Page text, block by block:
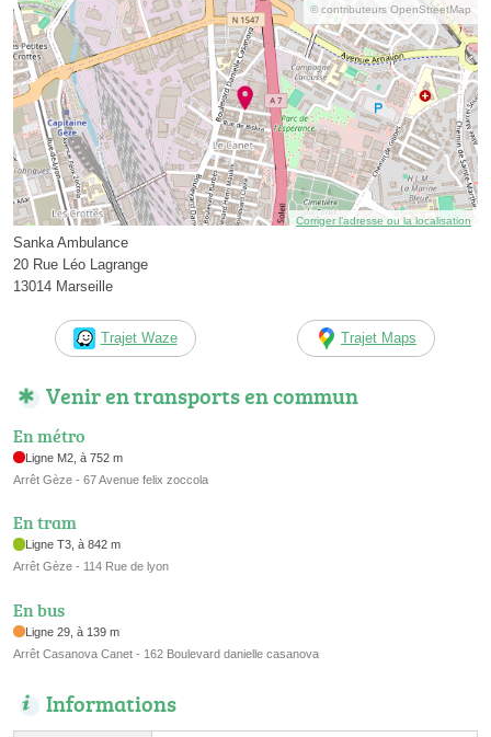
© contributeurs OpenStreetMap
Corriger l’adresse ou la localisation
Sanka Ambulance
20 Rue Léo Lagrange
13014 Marseille
Trajet Waze Trajet Maps
Venir en transports en commun
En métro
Ligne M2, à 752 m
Arrêt Gèze - 67 Avenue felix zoccola
En tram
Ligne T3, à 842 m
Arrêt Gèze - 114 Rue de lyon
En bus
Ligne 29, à 139 m
Arrêt Casanova Canet - 162 Boulevard danielle casanova
Informations